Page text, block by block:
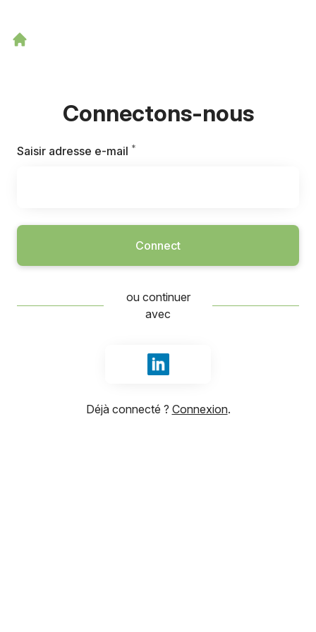
Connectons-nous
Saisir adresse e-mail *
Connect
ou continuer
avec
Se connecter avec LinkedIn
Déjà connecté ? Connexion.